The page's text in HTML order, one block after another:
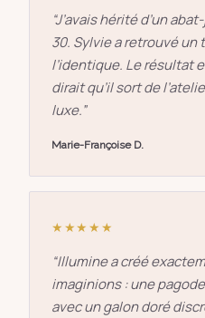
“J’avais hérité d’un
30. Sylvie a retrouvé un
l’identique. Le résultat
dirait qu’il sort de
luxe.”
Marie-Françoise D.
★★★★★
“Illumine a créé
imaginions : une
avec un galon doré